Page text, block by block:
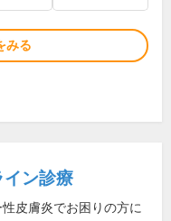
みる
イン診療
皮膚炎でお困りの方に